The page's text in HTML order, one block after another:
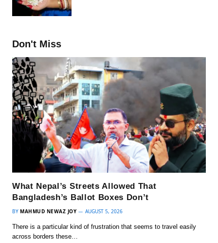
Don't Miss
What Nepal’s Streets Allowed That
Bangladesh’s Ballot Boxes Don’t
BY MAHMUD NEWAZ JOY AUGUST 5, 2026
There is a particular kind of frustration that seems to travel easily
across borders these…